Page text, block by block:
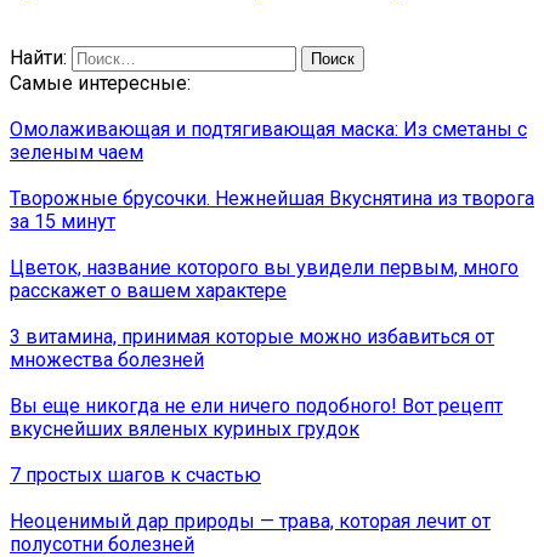
Найти:
Самые интересные:
Омолаживающая и подтягивающая маска: Из сметаны с
зеленым чаем
Творожные брусочки. Нежнейшая Вкуснятина из творога
за 15 минут
Цветок, название которого вы увидели первым, много
расскажет о вашем характере
3 витамина, принимая которые можно избавиться от
множества болезней
Вы еще никогда не ели ничего подобного! Вот рецепт
вкуснейших вяленых куриных грудок
7 простых шагов к счастью
Неоценимый дар природы — трава, которая лечит от
полусотни болезней